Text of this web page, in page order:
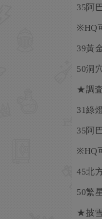
35阿
※HQ
39黃
50洞
★調
31綠
35阿
※HQ
45北
50繁
★披